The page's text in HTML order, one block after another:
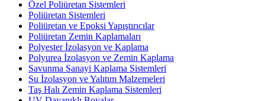
Özel Poliüretan Sistemleri
Poliüretan Sistemleri
Poliüretan ve Epoksi Yapıştırıcılar
Poliüretan Zemin Kaplamaları
Polyester İzolasyon ve Kaplama
Polyurea İzolasyon ve Zemin Kaplama
Savunma Sanayi Kaplama Sistemleri
Su İzolasyon ve Yalıtım Malzemeleri
Taş Halı Zemin Kaplama Sistemleri